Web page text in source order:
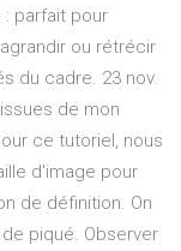
parfait pour
ou rétrécir
du cadre. 23 nov.
de mon
ce tutoriel, nous
d'image pour
de définition. On
piqué. Observer